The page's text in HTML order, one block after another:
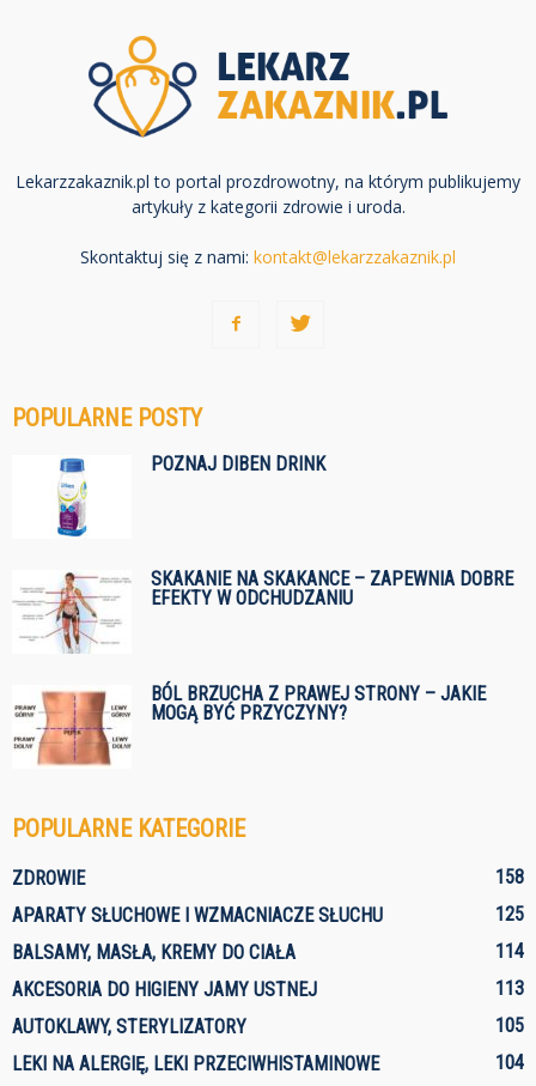
Lekarzzakaznik.pl to portal prozdrowotny, na którym publikujemy
artykuły z kategorii zdrowie i uroda.
Skontaktuj się z nami: kontakt@lekarzzakaznik.pl
POPULARNE POSTY
POZNAJ DIBEN DRINK
SKAKANIE NA SKAKANCE – ZAPEWNIA DOBRE
EFEKTY W ODCHUDZANIU
BÓL BRZUCHA Z PRAWEJ STRONY – JAKIE
MOGĄ BYĆ PRZYCZYNY?
POPULARNE KATEGORIE
ZDROWIE
158
APARATY SŁUCHOWE I WZMACNIACZE SŁUCHU
125
BALSAMY, MASŁA, KREMY DO CIAŁA
114
AKCESORIA DO HIGIENY JAMY USTNEJ
113
AUTOKLAWY, STERYLIZATORY
105
LEKI NA ALERGIĘ, LEKI PRZECIWHISTAMINOWE
104